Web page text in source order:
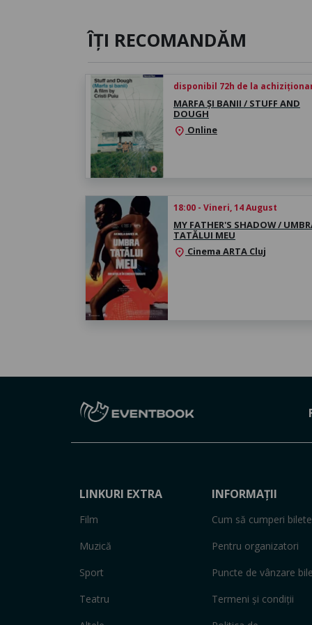
ÎȚI RECOMANDĂM
disponibil 72h de la
MARFA ȘI BANII / STUFF AND
DOUGH
location_on Online
18:00 - Vineri, 14 August
MY FATHER'S SHADOW /
TATĂLUI MEU
location_on Cinema ARTA Cluj
LINKURI EXTRA
Film
Muzică
Sport
Teatru
INFORMAȚII
Cum să cumperi bilete
Pentru organizatori
Puncte de vânzare
Termeni și condiții